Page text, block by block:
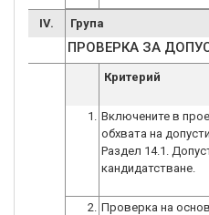
IV. Група
ПРОВЕРКА ЗА
Критерий
1. Включените в
обхвата на
Раздел 14.1.
кандидатстване.
2. Проверка на